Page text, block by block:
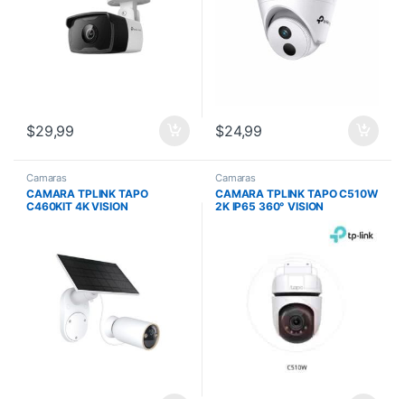
$29,99 $24,99
Camaras
CAMARA TPLINK TAPO
C460KIT 4K VISION
Camaras
CAMARA TPLINK TAPO C510W
2K IP65 360° VISION